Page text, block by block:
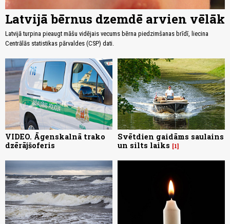
Latvijā bērnus dzemdē arvien vēlāk
Latvijā turpina pieaugt māšu vidējais vecums bērna piedzimšanas brīdī, liecina
Centrālās statistikas pārvaldes (CSP) dati.
VIDEO. Āgenskalnā trako
dzērājšoferis
Svētdien gaidāms saulains
un silts laiks
1